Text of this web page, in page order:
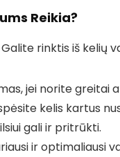
Reikia?
rinktis iš kelių
jei norite greitai
kelis kartus
gali ir pritrūkti.
ir optimaliausi